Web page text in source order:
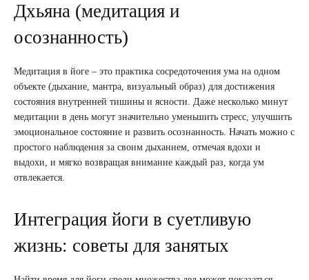
Дхьяна (медитация и
осознанность)
Медитация в йоге – это практика сосредоточения ума на одном
объекте (дыхание, мантра, визуальный образ) для достижения
состояния внутренней тишины и ясности. Даже несколько минут
медитации в день могут значительно уменьшить стресс, улучшить
эмоциональное состояние и развить осознанность. Начать можно с
простого наблюдения за своим дыханием, отмечая вдохи и
выдохи, и мягко возвращая внимание каждый раз, когда ум
отвлекается.
Интеграция йоги в суетливую
жизнь: советы для занятых